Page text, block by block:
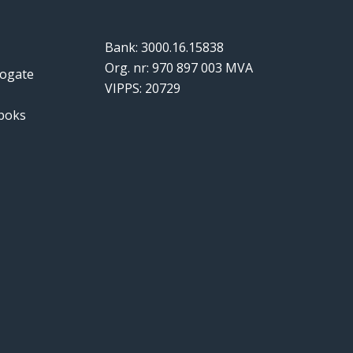
Bank: 3000.16.15838
Org. nr: 970 897 003 MVA
VIPPS: 20729